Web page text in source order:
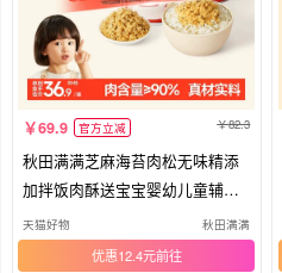
69.9 官方立减 82.3
秋田满满芝麻海苔肉松无味精添
加拌饭肉酥送宝宝婴幼儿童辅食
食谱
天猫好物 秋田满满
优惠12.4元